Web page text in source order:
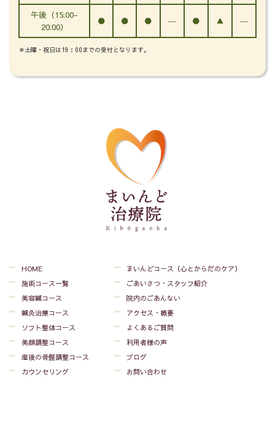
午後（15:00-
20:00）
● ● ● ― ● ▲ ―
＊土曜・祝日は19：00までの受付となります。
HOME
施術コース一覧
美容鍼コース
鍼灸治療コース
ソフト整体コース
美顔調整コース
産後の骨盤調整コース
カウンセリング
まいんどコース（心とからだのケア）
ごあいさつ・スタッフ紹介
院内のごあんない
アクセス・概要
よくあるご質問
利用者様の声
ブログ
お問い合わせ